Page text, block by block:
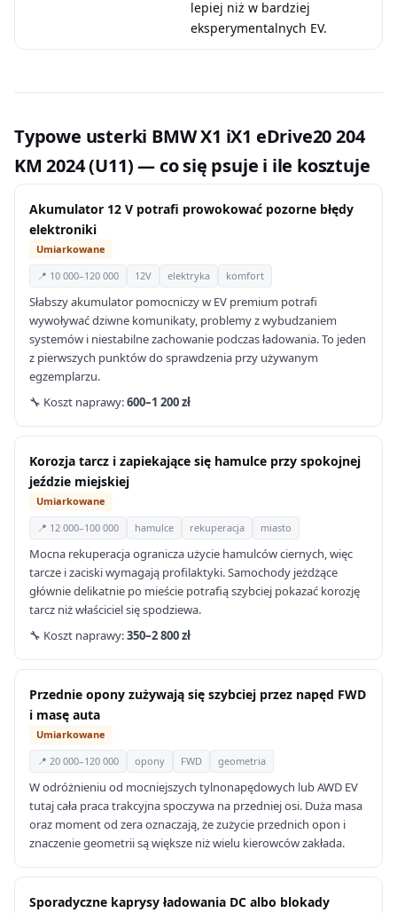
lepiej niż w bardziej
eksperymentalnych EV.
Typowe usterki BMW X1 iX1 eDrive20 204
KM 2024 (U11) — co się psuje i ile kosztuje
Akumulator 12 V potrafi prowokować pozorne błędy
elektroniki
Umiarkowane
📍 10 000–120 000
12V elektryka komfort
Słabszy akumulator pomocniczy w EV premium potrafi
wywoływać dziwne komunikaty, problemy z wybudzaniem
systemów i niestabilne zachowanie podczas ładowania. To jeden
z pierwszych punktów do sprawdzenia przy używanym
egzemplarzu.
🔧 Koszt naprawy:600–1 200 zł
Korozja tarcz i zapiekające się hamulce przy spokojnej
jeździe miejskiej
Umiarkowane
📍 12 000–100 000
hamulce rekuperacja miasto
Mocna rekuperacja ogranicza użycie hamulców ciernych, więc
tarcze i zaciski wymagają profilaktyki. Samochody jeżdżące
głównie delikatnie po mieście potrafią szybciej pokazać korozję
tarcz niż właściciel się spodziewa.
🔧 Koszt naprawy:350–2 800 zł
Przednie opony zużywają się szybciej przez napęd FWD
i masę auta
Umiarkowane
📍 20 000–120 000
opony FWD geometria
W odróżnieniu od mocniejszych tylnonapędowych lub AWD EV
tutaj cała praca trakcyjna spoczywa na przedniej osi. Duża masa
oraz moment od zera oznaczają, że zużycie przednich opon i
znaczenie geometrii są większe niż wielu kierowców zakłada.
Sporadyczne kaprysy ładowania DC albo blokady